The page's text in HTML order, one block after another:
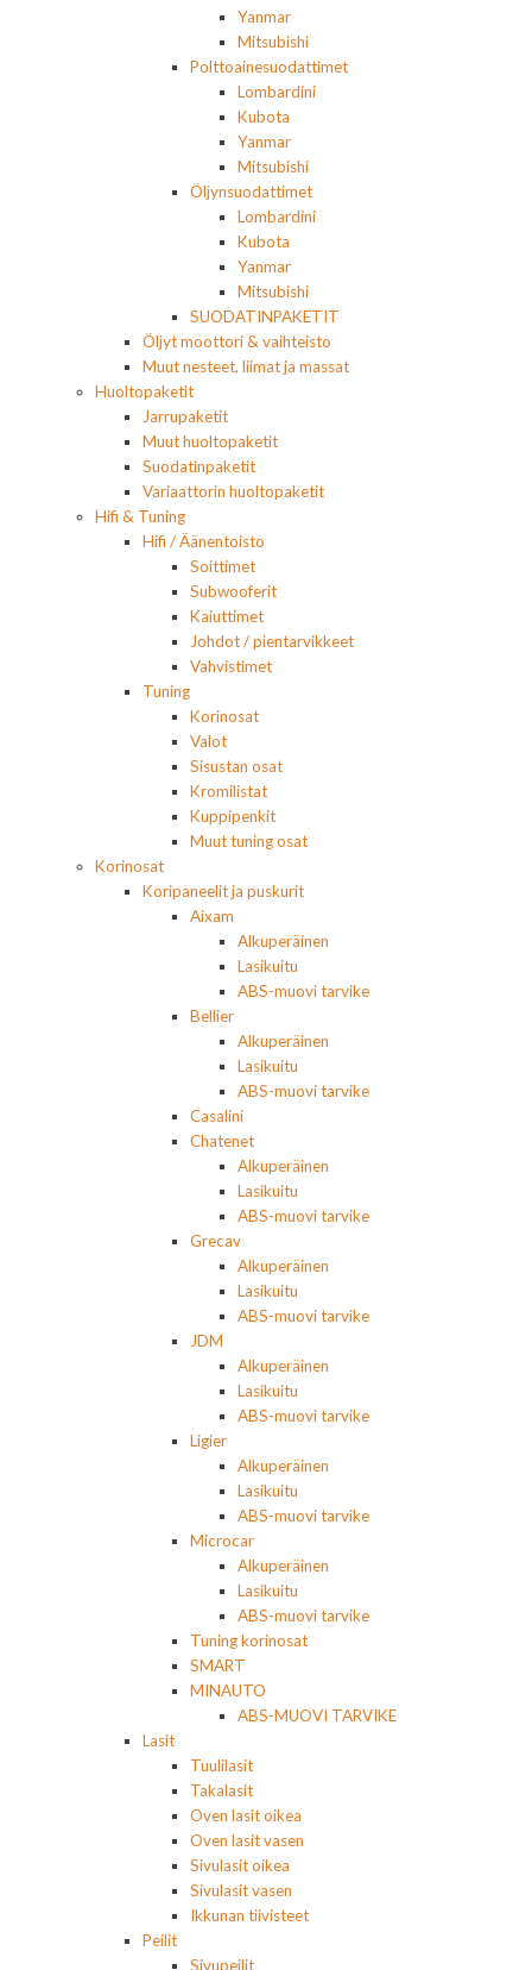
Yanmar
Mitsubishi
Polttoainesuodattimet
Lombardini
Kubota
Yanmar
Mitsubishi
Öljynsuodattimet
Lombardini
Kubota
Yanmar
Mitsubishi
SUODATINPAKETIT
Öljyt moottori & vaihteisto
Muut nesteet, liimat ja massat
Huoltopaketit
Jarrupaketit
Muut huoltopaketit
Suodatinpaketit
Variaattorin huoltopaketit
Hifi & Tuning
Hifi / Äänentoisto
Soittimet
Subwooferit
Kaiuttimet
Johdot / pientarvikkeet
Vahvistimet
Tuning
Korinosat
Valot
Sisustan osat
Kromilistat
Kuppipenkit
Muut tuning osat
Korinosat
Koripaneelit ja puskurit
Aixam
Alkuperäinen
Lasikuitu
ABS-muovi tarvike
Bellier
Alkuperäinen
Lasikuitu
ABS-muovi tarvike
Casalini
Chatenet
Alkuperäinen
Lasikuitu
ABS-muovi tarvike
Grecav
Alkuperäinen
Lasikuitu
ABS-muovi tarvike
JDM
Alkuperäinen
Lasikuitu
ABS-muovi tarvike
Ligier
Alkuperäinen
Lasikuitu
ABS-muovi tarvike
Microcar
Alkuperäinen
Lasikuitu
ABS-muovi tarvike
Tuning korinosat
SMART
MINAUTO
ABS-MUOVI TARVIKE
Lasit
Tuulilasit
Takalasit
Oven lasit oikea
Oven lasit vasen
Sivulasit oikea
Sivulasit vasen
Ikkunan tiivisteet
Peilit
Sivupeilit